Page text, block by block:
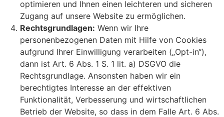
optimieren und Ihnen einen leichteren und sicheren
Zugang auf unsere Website zu ermöglichen.
Rechtsgrundlagen: Wenn wir Ihre
personenbezogenen Daten mit Hilfe von Cookies
aufgrund Ihrer Einwilligung verarbeiten („Opt-in“),
dann ist Art. 6 Abs. 1 S. 1 lit. a) DSGVO die
Rechtsgrundlage. Ansonsten haben wir ein
berechtigtes Interesse an der effektiven
Funktionalität, Verbesserung und wirtschaftlichen
Betrieb der Website, so dass in dem Falle Art. 6 Abs.